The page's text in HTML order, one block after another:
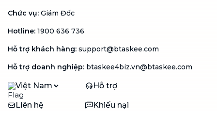
Chức vụ: Giám Đốc
Hotline: 1900 636 736
Hỗ trợ khách hàng: support@btaskee.com
Hỗ trợ doanh nghiệp: btaskee4biz.vn@btaskee.com
Việt Nam Hỗ trợ
Liên hệ Khiếu nại